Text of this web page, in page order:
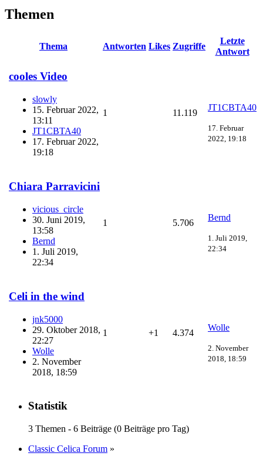
Themen
Thema Antworten Likes Zugriffe
Letzte
Antwort
cooles Video
slowly
15. Februar 2022,
13:11
JT1CBTA40
17. Februar 2022,
19:18
1 11.119
JT1CBTA40
17. Februar
2022, 19:18
Chiara Parravicini
vicious_circle
30. Juni 2019,
13:58
Bernd
1. Juli 2019,
22:34
1 5.706
Bernd
1. Juli 2019,
22:34
Celi in the wind
jnk5000
29. Oktober 2018,
22:27
Wolle
2. November
2018, 18:59
1 +1 4.374
Wolle
2. November
2018, 18:59
Statistik
3 Themen - 6 Beiträge (0 Beiträge pro Tag)
Classic Celica Forum »